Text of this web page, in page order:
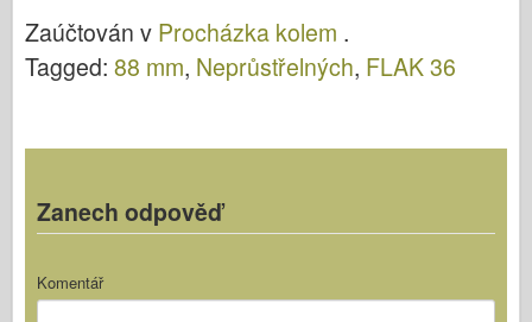
Procházka
Kolem
Zaúčtován v Procházka kolem .
Tagged: 88 mm, Neprůstřelných, FLAK 36
Zanech odpověď
Komentář